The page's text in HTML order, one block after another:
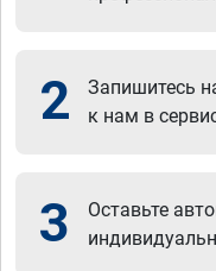
2
Запишитесь
к нам в
3
Оставьте